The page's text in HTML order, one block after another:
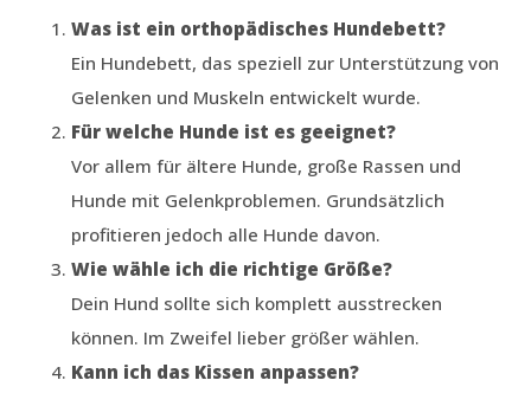
Was ist ein orthopädisches Hundebett?
Ein Hundebett, das speziell zur Unterstützung von
Gelenken und Muskeln entwickelt wurde.
Für welche Hunde ist es geeignet?
Vor allem für ältere Hunde, große Rassen und
Hunde mit Gelenkproblemen. Grundsätzlich
profitieren jedoch alle Hunde davon.
Wie wähle ich die richtige Größe?
Dein Hund sollte sich komplett ausstrecken
können. Im Zweifel lieber größer wählen.
Kann ich das Kissen anpassen?